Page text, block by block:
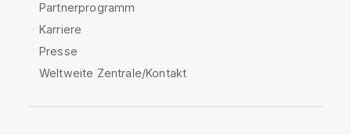
Partnerprogramm
Karriere
Presse
Weltweite Zentrale/Kontakt